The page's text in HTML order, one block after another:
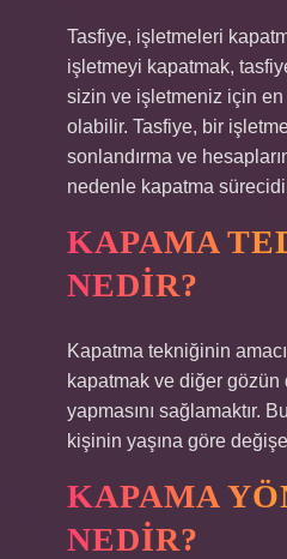
Tasfiye, işletmeleri
işletmeyi kapatmak,
sizin ve işletmeniz için
olabilir. Tasfiye, bir
sonlandırma ve
nedenle kapatma
KAPAMA
NEDIR?
Kapatma tekniğinin
kapatmak ve diğer gözün
yapmasını sağlamaktır.
kişinin yaşına göre
KAPAMA
NEDIR?